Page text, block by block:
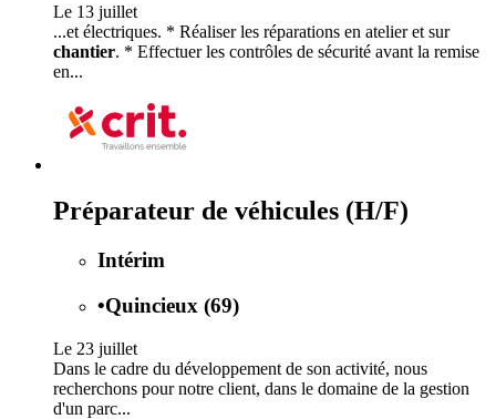
Le 13 juillet
...et électriques. * Réaliser les réparations en atelier et sur
chantier. * Effectuer les contrôles de sécurité avant la remise
en...
Préparateur de véhicules (H/F)
Intérim
•Quincieux (69)
Le 23 juillet
Dans le cadre du développement de son activité, nous
recherchons pour notre client, dans le domaine de la gestion
d'un parc...